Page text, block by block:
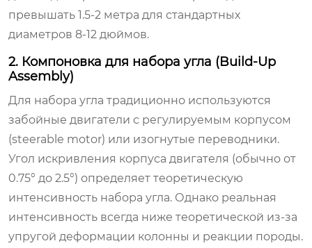
превышать 1.5-2 метра для стандартных
диаметров 8-12 дюймов.
2. Компоновка для набора угла (Build-Up
Assembly)
Для набора угла традиционно используются
забойные двигатели с регулируемым корпусом
(steerable motor) или изогнутые переводники.
Угол искривления корпуса двигателя (обычно от
0.75° до 2.5°) определяет теоретическую
интенсивность набора угла. Однако реальная
интенсивность всегда ниже теоретической из-за
упругой деформации колонны и реакции породы.